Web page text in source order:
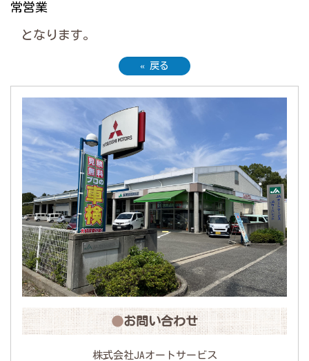
常営業
となります。
« 戻る
お問い合わせ
株式会社JAオートサービス